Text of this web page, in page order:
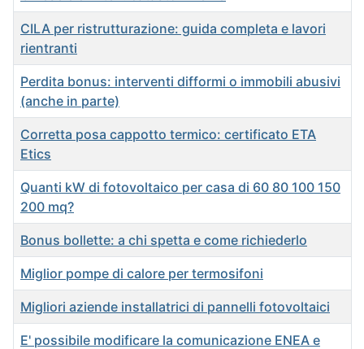
CILA per ristrutturazione: guida completa e lavori
rientranti
Perdita bonus: interventi difformi o immobili abusivi
(anche in parte)
Corretta posa cappotto termico: certificato ETA
Etics
Quanti kW di fotovoltaico per casa di 60 80 100 150
200 mq?
Bonus bollette: a chi spetta e come richiederlo
Miglior pompe di calore per termosifoni
Migliori aziende installatrici di pannelli fotovoltaici
E' possibile modificare la comunicazione ENEA e